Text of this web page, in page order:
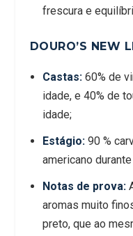
frescura e
DOURO’S NEW
Castas:60% de
idade, e 40% de
idade;
Estágio:90 %
americano
Notas de prova:
aromas muito
preto, que ao